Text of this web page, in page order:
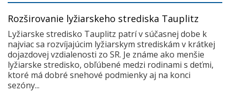
Rozširovanie lyžiarskeho strediska Tauplitz
Lyžiarske stredisko Tauplitz patrí v súčasnej dobe k
najviac sa rozvíjajúcim lyžiarskym strediskám v krátkej
dojazdovej vzdialenosti zo SR. Je známe ako menšie
lyžiarske stredisko, obľúbené medzi rodinami s deťmi,
ktoré má dobré snehové podmienky aj na konci
sezóny...